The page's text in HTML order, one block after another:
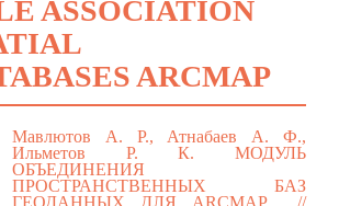
ASSOCIATION
ARCMAP
Мавлютов А. Р., Атнабаев А. Ф.,
Ильметов Р. К. МОДУЛЬ
ОБЪЕДИНЕНИЯ
ПРОСТРАНСТВЕННЫХ БАЗ
ГЕОДАННЫХ ДЛЯ ARCMAP //